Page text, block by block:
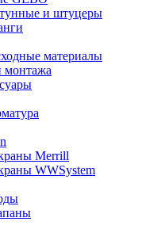
и штуцеры
материалы
монтажа
Merrill
WWSystem